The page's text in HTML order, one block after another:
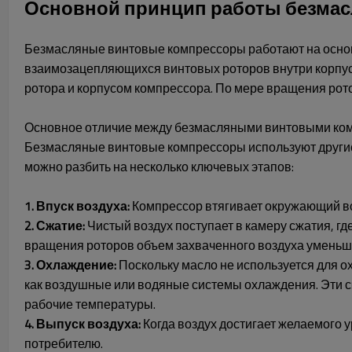
Основной принцип работы
Безмасляные винтовые компрессоры работают на
взаимозацепляющихся винтовых роторов внутри
ротора и корпусом компрессора. По мере вращения
Основное отличие между безмасляными винтовыми
Безмасляные винтовые компрессоры используют
можно разбить на несколько ключевых этапов:
1. Впуск воздуха:Компрессор втягивает окружающий
2. Сжатие:Чистый воздух поступает в камеру сжатия,
вращения роторов объем захваченного воздуха
3. Охлаждение:Поскольку масло не используется
как воздушные или водяные системы охлаждения. Эти
рабочие температуры.
4. Выпуск воздуха:Когда воздух достигает
потребителю.